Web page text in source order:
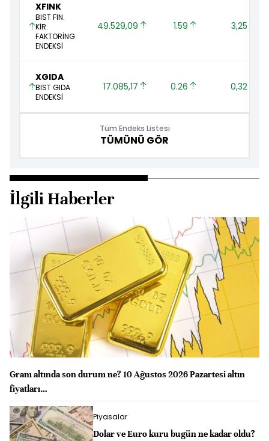
XFINK
BIST FIN.
KİR.
FAKTORİNG
ENDEKSİ
49.529,09 1.59 3,25
XGIDA
BIST GIDA
ENDEKSİ
17.085,17 0.26 0,32
Tüm Endeks Listesi
TÜMÜNÜ GÖR
İlgili Haberler
Gram altında son durum ne? 10 Ağustos 2026 Pazartesi altın
fiyatları…
Piyasalar
Dolar ve Euro kuru bugün ne kadar oldu?